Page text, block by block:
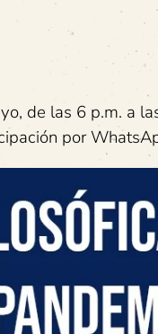
de las 6 p.m. a
por